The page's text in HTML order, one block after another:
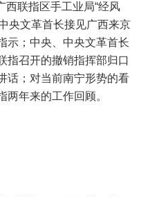
西联指区手工业局“经风
央文革首长接见广西来京
示；中央、中央文革首长
指召开的撤销指挥部归口
话；对当前南宁形势的看
年来的工作回顾。